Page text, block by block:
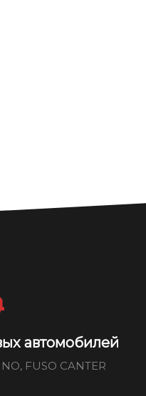
автомобилей
FUSO CANTER